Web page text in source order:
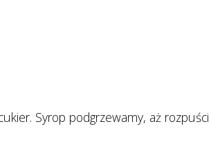
Syrop podgrzewamy, aż rozpuści